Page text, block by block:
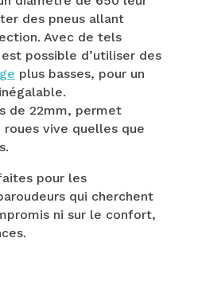
des pneus allant
Avec de tels
possible d’utiliser des
plus basses, pour un
de 22mm, permet
roues vive quelles que
pour les
qui cherchent
ni sur le confort,